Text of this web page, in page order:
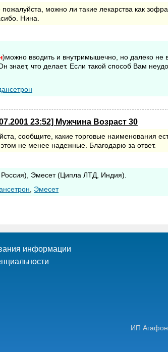
пожалуйста, можно ли такие лекарства как
Нина.
)можно вводить и внутримышечно, но далеко не
знает, что делает. Если такой способ Вам
23:52] Мужчина Возраст 30
сообщите, какие торговые наименования
не менее надежные. Благодарю за ответ.
Эмесет (Ципла ЛТД, Индия).
Эмесет
информации
ИП